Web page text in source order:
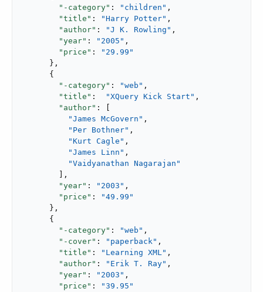
"-category" : "children" ,
"title" : "Harry Potter" ,
"author" : "J K. Rowling" ,
"year" : "2005" ,
"price" :
"29.99"
      },
      {
"-category" : "web" ,
"title" : "XQuery Kick Start" ,
"author" : [
"James McGovern" ,
"Per Bothner" ,
"Kurt Cagle" ,
"James Linn" ,
"Vaidyanathan Nagarajan"
        ],
"year" : "2003" ,
"price" :
"49.99"
      },
      {
"-category" : "web" ,
"-cover" : "paperback" ,
"title" : "Learning XML" ,
"author" : "Erik T. Ray" ,
"year" : "2003" ,
"price" :
"39.95"